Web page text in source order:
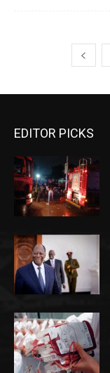
EDITOR PICKS